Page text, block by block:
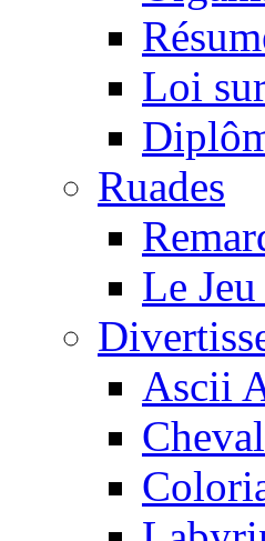
Loi
Ruades
Le
Ascii